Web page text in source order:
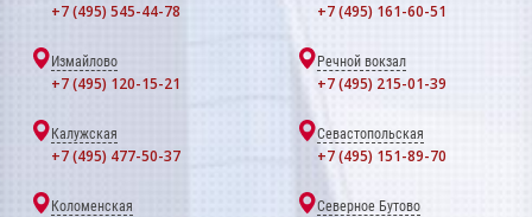
+7 (495) 545-44-78 +7 (495) 161-60-51
Измайлово
+7 (495) 120-15-21
Речной вокзал
+7 (495) 215-01-39
Калужская
+7 (495) 477-50-37
Севастопольская
+7 (495) 151-89-70
Коломенская Северное Бутово